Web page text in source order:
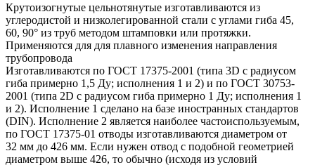
Крутоизогнутые цельнотянутые изготавливаются из
углеродистой и низколегированной стали с углами гиба 45,
60, 90° из труб методом штамповки или протяжки.
Применяются для для плавного изменения направления
трубопровода
Изготавливаются по ГОСТ 17375-2001 (типа 3D с радиусом
гиба примерно 1,5 Ду; исполнения 1 и 2) и по ГОСТ 30753-
2001 (типа 2D с радиусом гиба примерно 1 Ду; исполнения 1
и 2). Исполнение 1 сделано на базе иностранных стандартов
(DIN). Исполнение 2 является наиболее частоиспользуемым,
по ГОСТ 17375-01 отводы изготавливаются диаметром от
32 мм до 426 мм. Если нужен отвод с подобной геометрией
диаметром выше 426, то обычно (исходя из условий